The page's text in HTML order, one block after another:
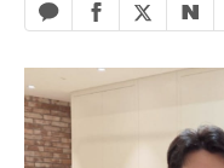
카카오톡 공유하기
페이스북 공유
엑스 공유
네이